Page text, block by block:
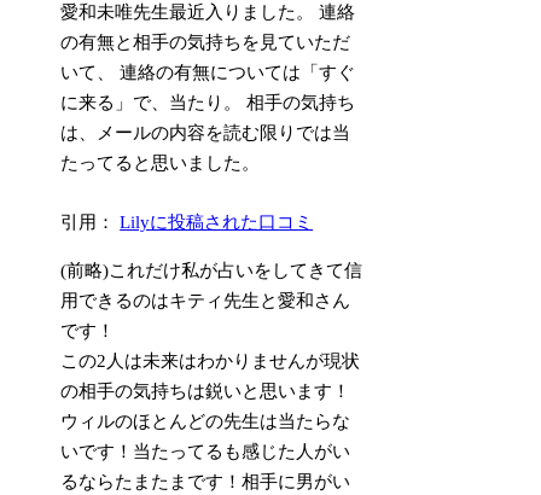
愛和未唯先生最近入りました。 連絡
の有無と相手の気持ちを見ていただ
いて、 連絡の有無については「すぐ
に来る」で、当たり。 相手の気持ち
は、メールの内容を読む限りでは当
たってると思いました。
引用：Lilyに投稿された口コミ
(前略)これだけ私が占いをしてきて信
用できるのはキティ先生と愛和さん
です！
この2人は未来はわかりませんが現状
の相手の気持ちは鋭いと思います！
ウィルのほとんどの先生は当たらな
いです！当たってるも感じた人がい
るならたまたまです！相手に男がい